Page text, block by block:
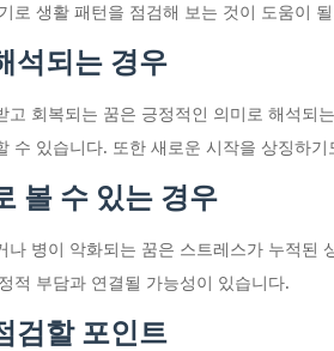
로 생활 패턴을 점검해 보는 것이 도움이
석되는 경우
고 회복되는 꿈은 긍정적인 의미로 해석되
수 있습니다. 또한 새로운 시작을 상징하기
볼 수 있는 경우
나 병이 악화되는 꿈은 스트레스가 누적된
적 부담과 연결될 가능성이 있습니다.
검할 포인트